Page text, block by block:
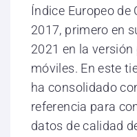
Índice Europeo de
2017, primero en
2021 en la
móviles. En este
ha consolidado
referencia para
datos de calidad